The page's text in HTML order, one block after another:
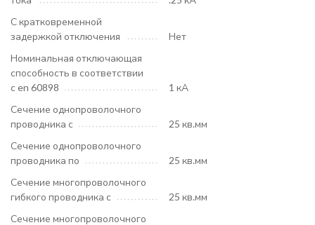
С кратковременной
задержкой отключения
Нет
Номинальная отключающая
способность в соответствии
с en 60898
1 кА
Сечение однопроволочного
проводника с
25 кв.мм
Сечение однопроволочного
проводника по
25 кв.мм
Сечение многопроволочного
гибкого проводника с
25 кв.мм
Сечение многопроволочного